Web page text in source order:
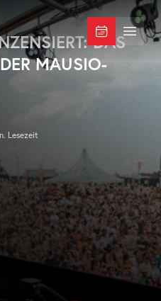
Menü
DAS
MAUSIO-
Lesezeit